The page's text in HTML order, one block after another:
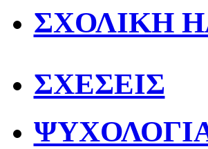
ΣΧΟΛΙΚΗ
ΣΧΕΣΕΙΣ